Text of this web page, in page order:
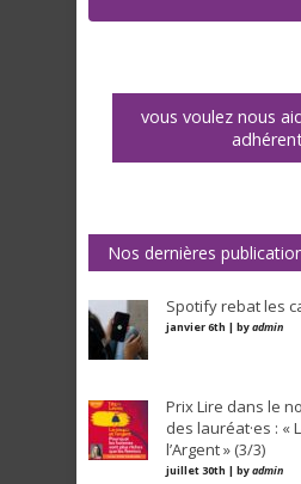
vous voulez nous
Nos dernières
Spotify rebat les
janvier 6th | byadmin
Prix Lire dans le
des lauréat·es : «
l’Argent » (3/3)
juillet 30th | byadmin